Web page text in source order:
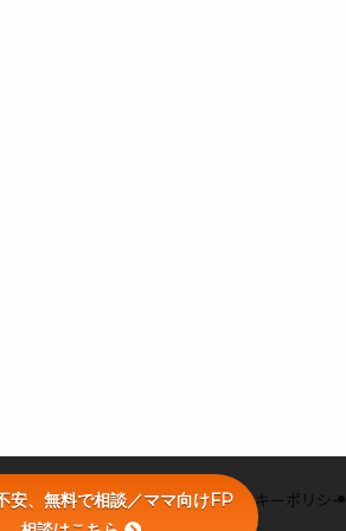
ー 利用者情報の外部送信・クッキーポリシー
安、無料で相談／ママ向けFP